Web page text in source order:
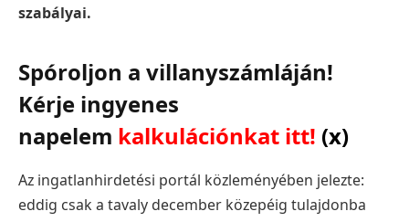
szabályai.
Spóroljon a villanyszámláján!
Kérje ingyenes
napelem kalkulációnkat itt! (x)
Az ingatlanhirdetési portál közleményében jelezte:
eddig csak a tavaly december közepéig tulajdonba